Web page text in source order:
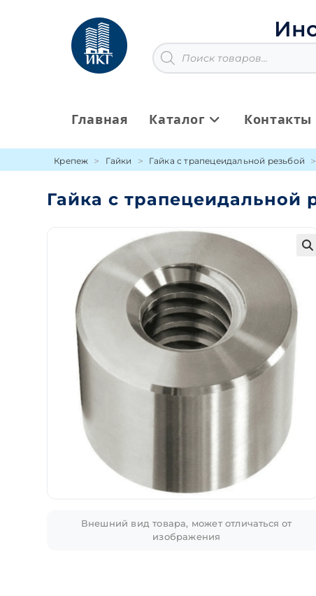
содержимому
Поиск
товаров
Главная Каталог Контакты
Крепеж Гайки Гайка с трапецеидальной резьбой
Гайка с трапецеидальной
Внешний вид товара, может отличаться от
изображения